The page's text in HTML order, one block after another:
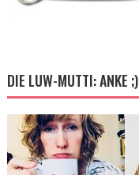
DIE LUW-MUTTI: ANKE ;)